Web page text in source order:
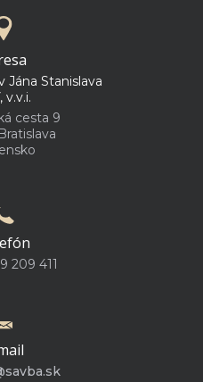
Jána Stanislava
v.v.i.
cesta 9
209 411